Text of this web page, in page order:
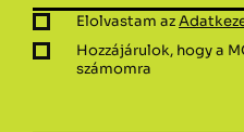
Elolvastam az
Hozzájárulok, hogy a
számomra